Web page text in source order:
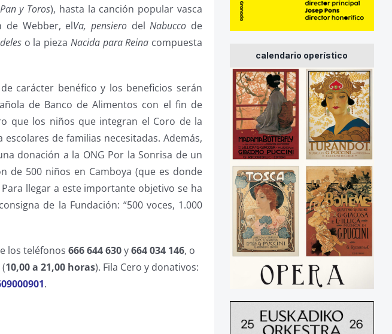
y Toros), hasta la canción popular vasca
de Webber, elVa, pensiero delNabucco de
o la pieza Nacida para Reina compuesta
carácter benéfico y los beneficios serán
de Banco de Alimentos con el fin de
que los niños que integran el Coro de la
de familias necesitadas. Además,
donación a la ONG Por la Sonrisa de un
de 500 niños en Camboya (que es donde
llegar a este importante objetivo se ha
de la Fundación: “500 voces, 1.000
los teléfonos 666 644 630y664 034 146, o
10,00 a 21,00 horas). Fila Cero y donativos:
.
calendario operístico